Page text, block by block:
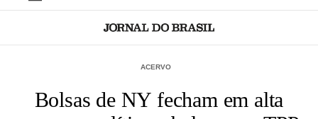
ACERVO
Bolsas de NY fecham em alta